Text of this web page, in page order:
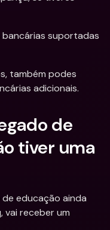
suportadas
também podes
adicionais.
de
tiver uma
educação ainda
vai receber um